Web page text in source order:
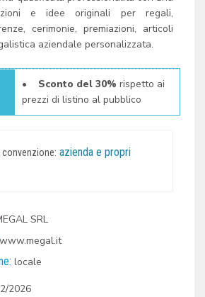
e idee originali per regali,
cerimonie, premiazioni, articoli
aziendale personalizzata.
• Sconto del 30% rispetto ai
prezzi di listino al pubblico
convenzione: azienda e propri
SRL
www.megal.it
locale
2026